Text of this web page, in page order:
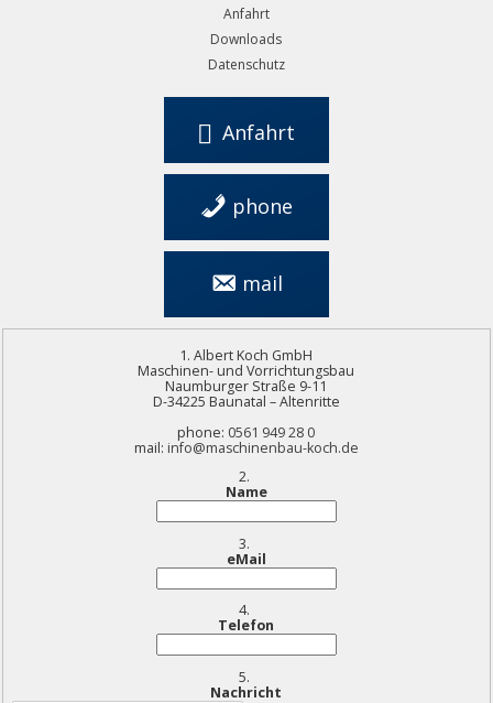
Anfahrt
Downloads
Datenschutz
Anfahrt
phone
0561 949 28 0
mail
info@maschinenbau-
Albert Koch GmbH
Maschinen- und Vorrichtungsbau
Naumburger Straße 9-11
D-34225 Baunatal – Altenritte
phone: 0561 949 28 0
mail: info@maschinenbau-koch.de
Name
eMail
Telefon
Nachricht